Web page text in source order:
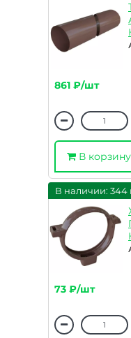
861 ₽/шт
В корзину
В наличии: 344
73 ₽/шт